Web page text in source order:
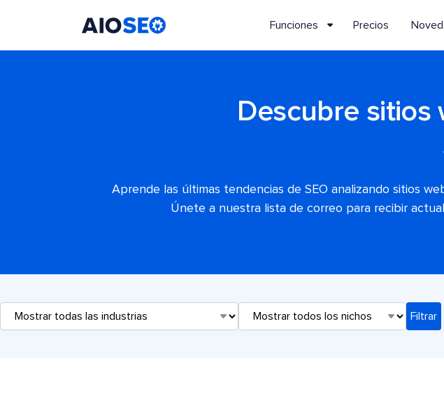
Funciones Precios
Descubre sitios
Aprende las últimas tendencias de SEO analizando sitios
Únete a nuestra lista de correo para recibir